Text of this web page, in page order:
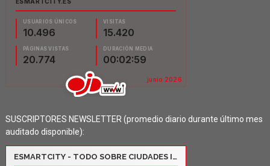
SUSCRIPTORES NEWSLETTER (promedio diario durante último mes
auditado disponible):